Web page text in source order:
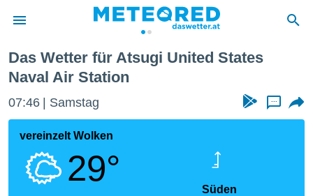
dass
von
Das Wetter für Atsugi United States
Naval Air Station
07:46 Samstag ...
vereinzelt Wolken
29°
Süden